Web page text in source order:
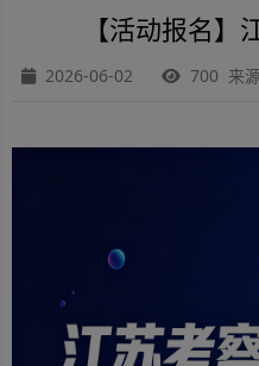
【活动报名】
2026-06-02 700 来源